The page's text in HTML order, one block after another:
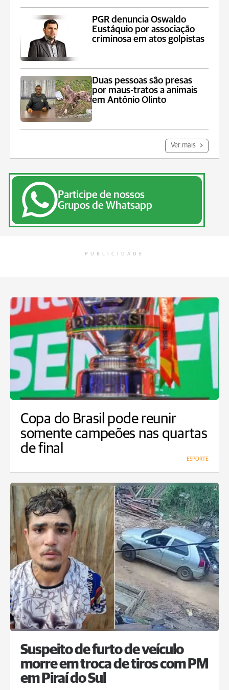
PGR denuncia Oswaldo
Eustáquio por associação
criminosa em atos golpistas
Duas pessoas são presas
por maus-tratos a animais
em Antônio Olinto
Ver mais
Participe de nossos
Grupos de Whatsapp
PUBLICIDADE
Copa do Brasil pode reunir
somente campeões nas quartas
de final
ESPORTE
Suspeito de furto de veículo
morre em troca de tiros com PM
em Piraí do Sul